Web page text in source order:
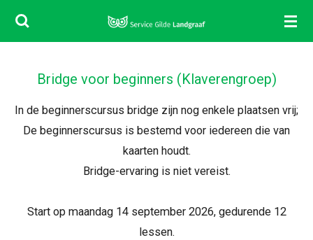
Ga
Bridge voor beginners (Klaverengroep)
In de beginnerscursus bridge zijn nog enkele plaatsen vrij;
De beginnerscursus is bestemd voor iedereen die van
kaarten houdt.
Bridge-ervaring is niet vereist.
Start op maandag 14 september 2026, gedurende 12
lessen.